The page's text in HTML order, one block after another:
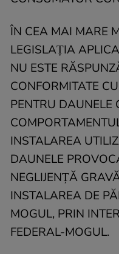
ÎN CEA MAI MARE
LEGISLAȚIA
NU ESTE
CONFORMITATE
PENTRU DAUNELE
INSTALAREA
DAUNELE
NEGLIJENȚĂ
INSTALAREA DE
MOGUL, PRIN
FEDERAL-MOGUL.